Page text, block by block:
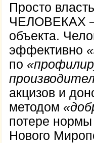
Просто
ЧЕЛОВЕКАХ –
объекта.
эффективно
по
акцизов и
методом
потере нормы
Нового